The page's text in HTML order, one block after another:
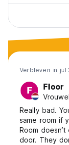
wij proberen de
vinden. (Auto-
Verbleven in jul
F Floor
Really bad.
same room if
Room
door. They